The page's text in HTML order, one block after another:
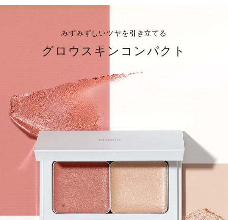
みずみずしいツヤを引き立てる
グロウスキンコンパクト